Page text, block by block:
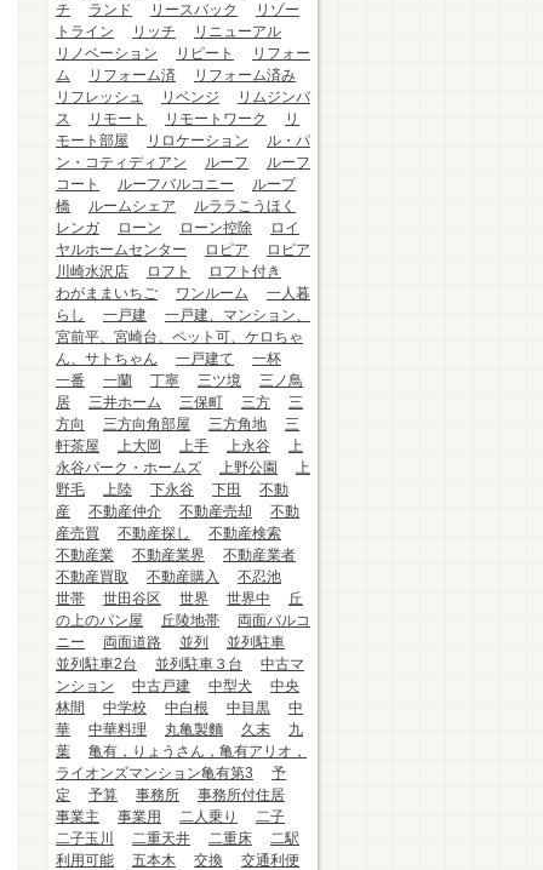
チ
ランド リースバック
リゾー
トライン
リッチ
リニューアル
リノベーション
リピート
リフォー
ム
リフォーム済
リフォーム済み
リフレッシュ
リベンジ
リムジンバ
ス
リモート リモートワーク
リ
モート部屋
リロケーション
ル・パ
ン・コティディアン
ルーフ
ルーフ
コート
ルーフバルコニー
ループ
橋
ルームシェア
ルララこうほく
レンガ
ローン ローン控除
ロイ
ヤルホームセンター
ロピア
ロピア
川崎水沢店
ロフト
ロフト付き
わがままいちご
ワンルーム
一人暮
らし
一戸建
一戸建、マンション、
宮前平、宮崎台、ペット可、ケロちゃ
ん、サトちゃん
一戸建て
一杯
一番
一蘭 丁寧 三ツ境
三ノ鳥
居
三井ホーム 三保町 三方
三
方向
三方向角部屋 三方角地
三
軒茶屋
上大岡 上手 上永谷
上
永谷パーク・ホームズ
上野公園
上
野毛
上陸 下永谷 下田
不動
産
不動産仲介 不動産売却
不動
産売買
不動産探し
不動産検索
不動産業
不動産業界
不動産業者
不動産買取
不動産購入
不忍池
世帯
世田谷区 世界 世界中
丘
の上のパン屋
丘陵地帯
両面バルコ
ニー
両面道路 並列
並列駐車
並列駐車2台
並列駐車３台
中古マ
ンション
中古戸建 中型犬
中央
林間
中学校 中白根 中目黒
中
華
中華料理 丸亀製麵 久末
九
葉
亀有，りょうさん，亀有アリオ，
ライオンズマンション亀有第3
予
定
予算 事務所
事務所付住居
事業主
事業用 二人乗り
二子
二子玉川
二重天井 二重床
二駅
利用可能
五本木 交換
交通利便